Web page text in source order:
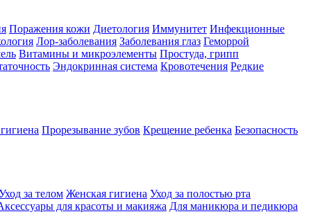
Поражения кожи Диетология Иммунитет Инфекционные
Лор-заболевания Заболевания глаз Геморрой
Витамины и микроэлементы Простуда, грипп
Эндокринная система Кровотечения Редкие
Прорезывание зубов Крещение ребенка Безопасность
за телом Женская гигиена Уход за полостью рта
для красоты и макияжа Для маникюра и педикюра